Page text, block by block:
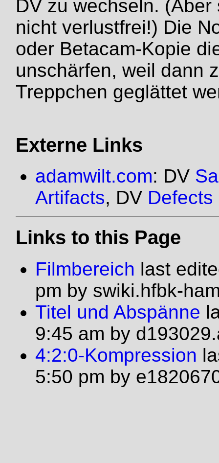
DV zu wechseln.
nicht verlustfrei!) Die
oder Betacam-Kopie
unschärfen, weil dann
Treppchen geglättet
Externe Links
adamwilt.com: DV
Artifacts, DV Defects
Links to this Page
Filmbereich last
pm by swiki.hfbk-
Titel und Abspänne
9:45 am by
4:2:0-Kompression
5:50 pm by